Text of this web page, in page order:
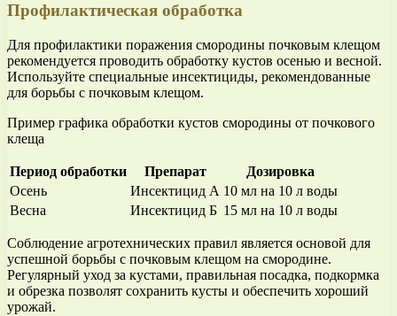
Профилактическая обработка
Для профилактики поражения смородины почковым клещом
рекомендуется проводить обработку кустов осенью и весной.
Используйте специальные инсектициды, рекомендованные
для борьбы с почковым клещом.
Пример графика обработки кустов смородины от почкового
клеща
Период обработки Препарат
Дозировка
Осень
Инсектицид А 10 мл на 10 л воды
Весна
Инсектицид Б 15 мл на 10 л воды
Соблюдение агротехнических правил является основой для
успешной борьбы с почковым клещом на смородине.
Регулярный уход за кустами, правильная посадка, подкормка
и обрезка позволят сохранить кусты и обеспечить хороший
урожай.